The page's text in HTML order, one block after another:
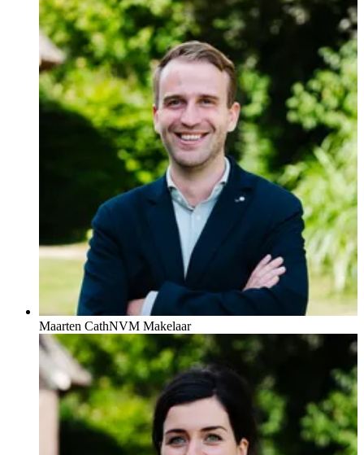
Kortom, wij zijn úw makelaar als u een woonboerderij gaat
kopen.Het is onze specialiteit. Daar wilt u toch ook van profiteren?
Neem contact op. Doen hoor!
Maarten CathNVM Makelaar